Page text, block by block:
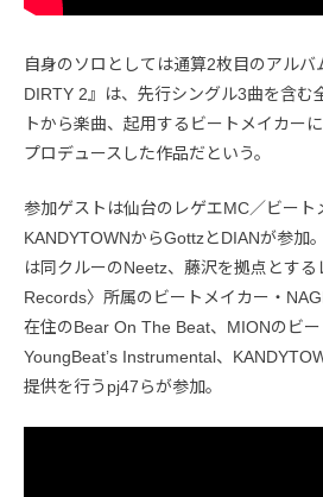
自身のソロとしては通算2枚目のアルバ
DIRTY 2』は、先行シングル3曲を含む
トから楽曲、起用するビートメイカー
プロデュースした作品だという。
参加ゲストは仙台のレゲエMC／ビート
KANDYTOWNからGottzとDIANが参加
は同クルーのNeetz、藤沢を拠点とする
Records〉所属のビートメイカー・
在住のBear On The Beat、MIONのビ
YoungBeat’s Instrumental、
提供を行うpj47らが参加。